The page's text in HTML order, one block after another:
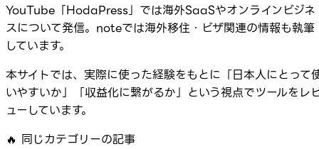
YouTube「HodaPress」では海外SaaSやオンラインビジネ
スについて発信。noteでは海外移住・ビザ関連の情報も執筆
しています。
本サイトでは、実際に使った経験をもとに「日本人にとって
いやすいか」「収益化に繋がるか」という視点でツールをレ
ューしています。
🔥 同じカテゴリーの記事